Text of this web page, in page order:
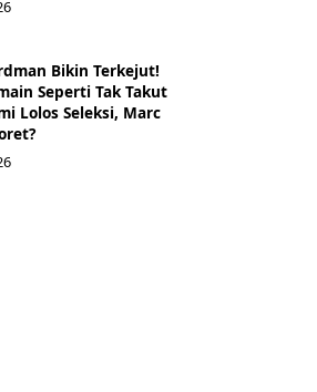
Bikin Terkejut!
Seperti Tak Takut
Lolos Seleksi, Marc